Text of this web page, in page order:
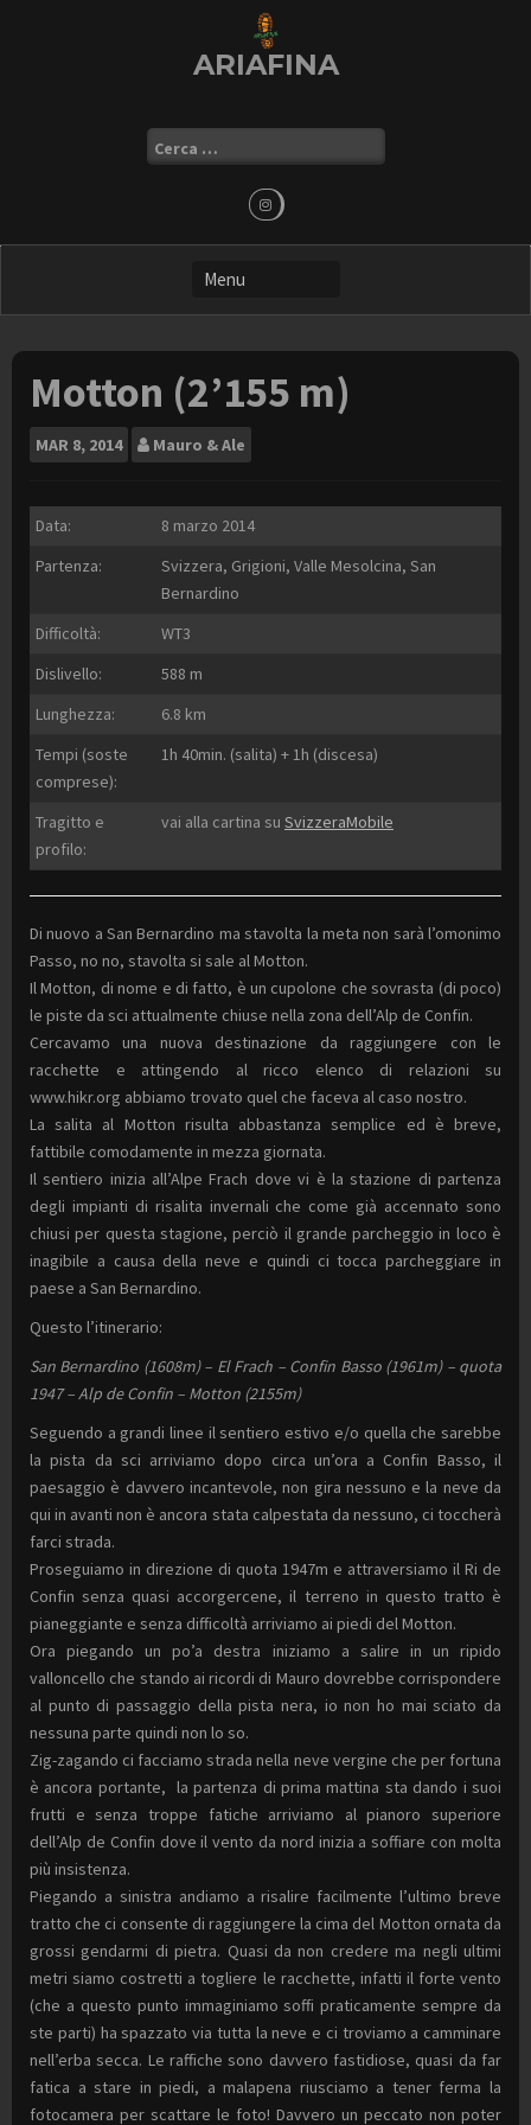
ARIAFINA
Ricerca
per:
Motton (2’155 m)
MAR 8, 2014 Mauro & Ale
Data:
8 marzo 2014
Partenza:
Svizzera, Grigioni, Valle Mesolcina, San
Bernardino
Difficoltà:
WT3
Dislivello:
588 m
Lunghezza:
6.8 km
Tempi (soste
comprese):
1h 40min. (salita) + 1h (discesa)
Tragitto e
profilo:
vai alla cartina su SvizzeraMobile
Di nuovo a San Bernardino ma stavolta la meta non sarà l’omonimo
Passo, no no, stavolta si sale al Motton.
Il Motton, di nome e di fatto, è un cupolone che sovrasta (di poco)
le piste da sci attualmente chiuse nella zona dell’Alp de Confin.
Cercavamo una nuova destinazione da raggiungere con le
racchette e attingendo al ricco elenco di relazioni su
www.hikr.org abbiamo trovato quel che faceva al caso nostro.
La salita al Motton risulta abbastanza semplice ed è breve,
fattibile comodamente in mezza giornata.
Il sentiero inizia all’Alpe Frach dove vi è la stazione di partenza
degli impianti di risalita invernali che come già accennato sono
chiusi per questa stagione, perciò il grande parcheggio in loco è
inagibile a causa della neve e quindi ci tocca parcheggiare in
paese a San Bernardino.
Questo l’itinerario:
San Bernardino (1608m) – El Frach – Confin Basso (1961m) – quota
1947 – Alp de Confin – Motton (2155m)
Seguendo a grandi linee il sentiero estivo e/o quella che sarebbe
la pista da sci arriviamo dopo circa un’ora a Confin Basso, il
paesaggio è davvero incantevole, non gira nessuno e la neve da
qui in avanti non è ancora stata calpestata da nessuno, ci toccherà
farci strada.
Proseguiamo in direzione di quota 1947m e attraversiamo il Ri de
Confin senza quasi accorgercene, il terreno in questo tratto è
pianeggiante e senza difficoltà arriviamo ai piedi del Motton.
Ora piegando un po’a destra iniziamo a salire in un ripido
valloncello che stando ai ricordi di Mauro dovrebbe corrispondere
al punto di passaggio della pista nera, io non ho mai sciato da
nessuna parte quindi non lo so.
Zig-zagando ci facciamo strada nella neve vergine che per fortuna
è ancora portante, la partenza di prima mattina sta dando i suoi
frutti e senza troppe fatiche arriviamo al pianoro superiore
dell’Alp de Confin dove il vento da nord inizia a soffiare con molta
più insistenza.
Piegando a sinistra andiamo a risalire facilmente l’ultimo breve
tratto che ci consente di raggiungere la cima del Motton ornata da
grossi gendarmi di pietra. Quasi da non credere ma negli ultimi
metri siamo costretti a togliere le racchette, infatti il forte vento
(che a questo punto immaginiamo soffi praticamente sempre da
ste parti) ha spazzato via tutta la neve e ci troviamo a camminare
nell’erba secca. Le raffiche sono davvero fastidiose, quasi da far
fatica a stare in piedi, a malapena riusciamo a tener ferma la
fotocamera per scattare le foto! Davvero un peccato non poter